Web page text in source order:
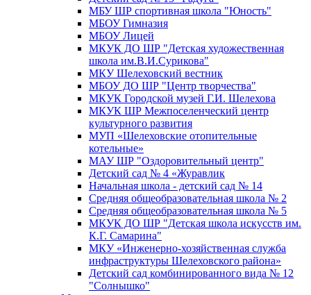
МБУ ШР спортивная школа "Юность"
МБОУ Гимназия
МБОУ Лицей
МКУК ДО ШР "Детская художественная
школа им.В.И.Сурикова"
МКУ Шелеховский вестник
МБОУ ДО ШР "Центр творчества"
МКУК Городской музей Г.И. Шелехова
МКУК ШР Межпоселенческий центр
культурного развития
МУП «Шелеховские отопительные
котельные»
МАУ ШР "Оздоровительный центр"
Детский сад № 4 «Журавлик
Начальная школа - детский сад № 14
Средняя общеобразовательная школа № 2
Средняя общеобразовательная школа № 5
МКУК ДО ШР "Детская школа искусств им.
К.Г. Самарина"
МКУ «Инженерно-хозяйственная служба
инфраструктуры Шелеховского района»
Детский сад комбинированного вида № 12
"Солнышко"